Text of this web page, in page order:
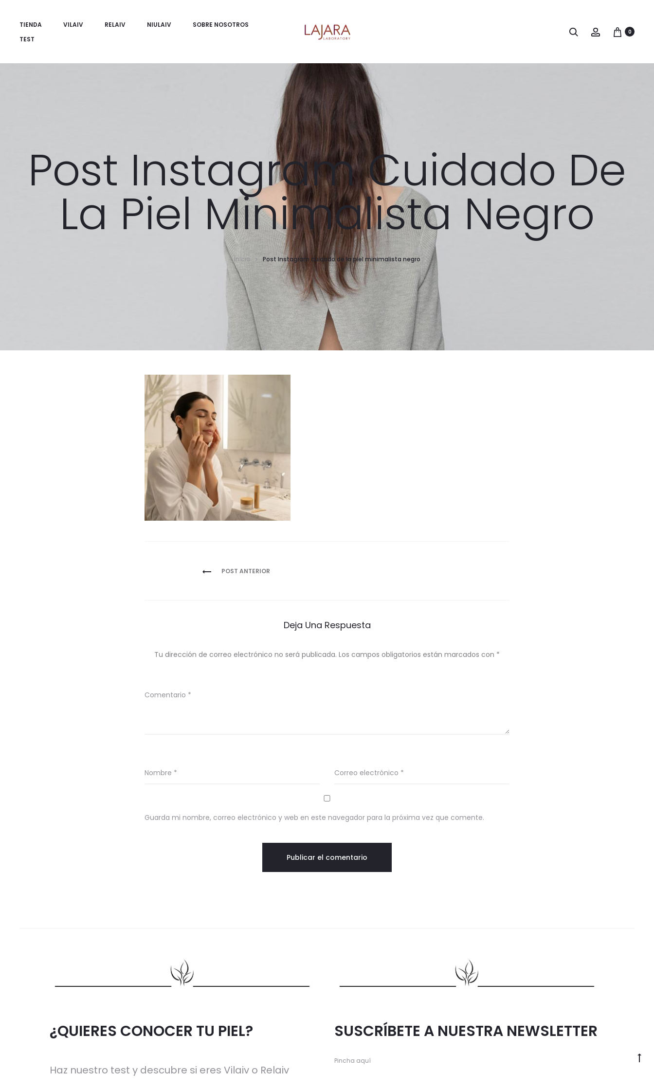
TIENDA VILAIV RELAIV NIULAIV
SOBRE NOSOTROS
TEST
Buscar Account0
Post Instagram Cuidado De
La Piel Minimalista Negro
Inicio Post Instagram cuidado de la piel minimalista negro
NavegaciónPOST ANTERIOR
Deja Una Respuesta
Tu dirección de correo electrónico no será publicada. Los campos obligatorios están marcados con *
Comentario *
Nombre * Correo electrónico *
Guarda mi nombre, correo electrónico y web en este navegador para la próxima vez que comente.
¿QUIERES CONOCER TU PIEL?
Haz nuestro test y descubre si eres Vilaiv o Relaiv
SUSCRÍBETE A NUESTRA NEWSLETTER
Pincha aquí